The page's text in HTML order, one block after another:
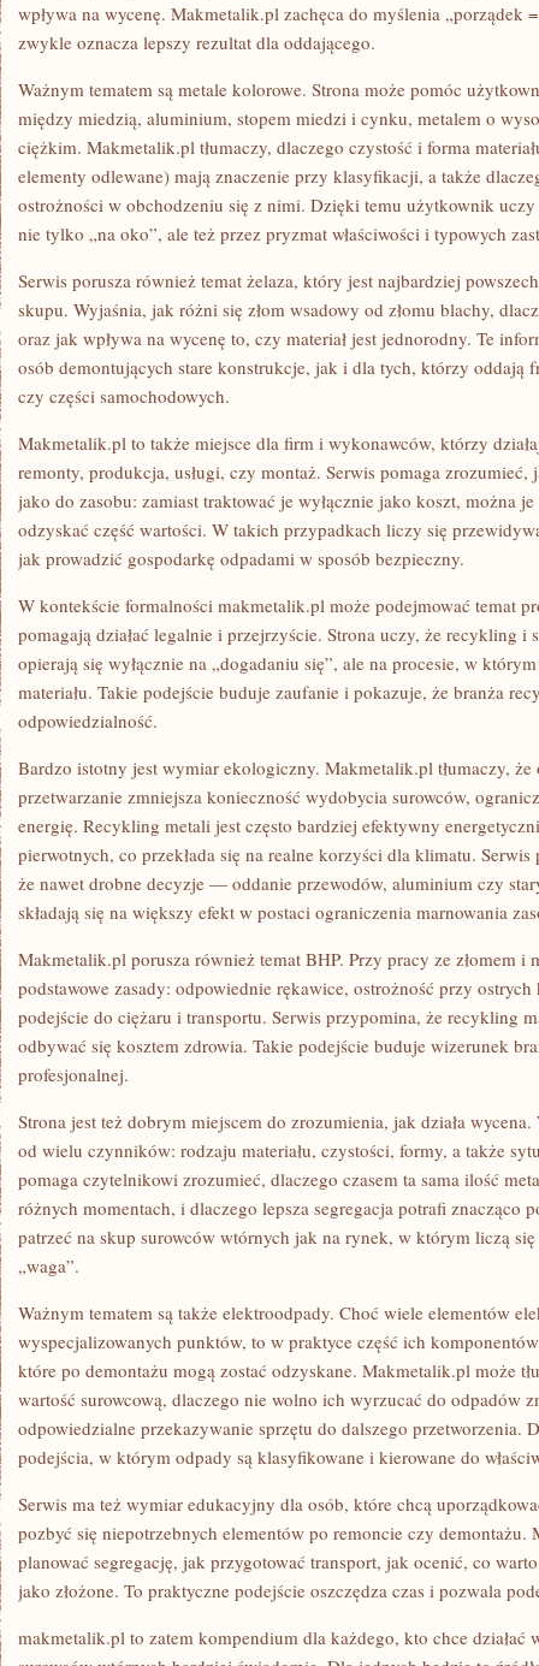
wpływa na wycenę. Makmetalik.pl zachęca do myślenia „porządek
zwykle oznacza lepszy rezultat dla oddającego.
Ważnym tematem są metale kolorowe. Strona może pomóc
między miedzią, aluminium, stopem miedzi i cynku, metalem o
ciężkim. Makmetalik.pl tłumaczy, dlaczego czystość i forma
elementy odlewane) mają znaczenie przy klasyfikacji, a także
ostrożności w obchodzeniu się z nimi. Dzięki temu użytkownik
nie tylko „na oko”, ale też przez pryzmat właściwości i typowych
Serwis porusza również temat żelaza, który jest najbardziej
skupu. Wyjaśnia, jak różni się złom wsadowy od złomu blachy,
oraz jak wpływa na wycenę to, czy materiał jest jednorodny. Te
osób demontujących stare konstrukcje, jak i dla tych, którzy oddają
czy części samochodowych.
Makmetalik.pl to także miejsce dla firm i wykonawców, którzy
remonty, produkcja, usługi, czy montaż. Serwis pomaga
jako do zasobu: zamiast traktować je wyłącznie jako koszt, można
odzyskać część wartości. W takich przypadkach liczy się
jak prowadzić gospodarkę odpadami w sposób bezpieczny.
W kontekście formalności makmetalik.pl może podejmować temat
pomagają działać legalnie i przejrzyście. Strona uczy, że recykling i
opierają się wyłącznie na „dogadaniu się”, ale na procesie, w
materiału. Takie podejście buduje zaufanie i pokazuje, że branża
odpowiedzialność.
Bardzo istotny jest wymiar ekologiczny. Makmetalik.pl tłumaczy,
przetwarzanie zmniejsza konieczność wydobycia surowców,
energię. Recykling metali jest często bardziej efektywny
pierwotnych, co przekłada się na realne korzyści dla klimatu.
że nawet drobne decyzje — oddanie przewodów, aluminium czy
składają się na większy efekt w postaci ograniczenia marnowania
Makmetalik.pl porusza również temat BHP. Przy pracy ze złomem i
podstawowe zasady: odpowiednie rękawice, ostrożność przy
podejście do ciężaru i transportu. Serwis przypomina, że recykling
odbywać się kosztem zdrowia. Takie podejście buduje wizerunek
profesjonalnej.
Strona jest też dobrym miejscem do zrozumienia, jak działa
od wielu czynników: rodzaju materiału, czystości, formy, a także
pomaga czytelnikowi zrozumieć, dlaczego czasem ta sama ilość
różnych momentach, i dlaczego lepsza segregacja potrafi znacząco
patrzeć na skup surowców wtórnych jak na rynek, w którym liczą
„waga”.
Ważnym tematem są także elektroodpady. Choć wiele elementów
wyspecjalizowanych punktów, to w praktyce część ich
które po demontażu mogą zostać odzyskane. Makmetalik.pl może
wartość surowcową, dlaczego nie wolno ich wyrzucać do odpadów
odpowiedzialne przekazywanie sprzętu do dalszego przetworzenia.
podejścia, w którym odpady są klasyfikowane i kierowane do
Serwis ma też wymiar edukacyjny dla osób, które chcą
pozbyć się niepotrzebnych elementów po remoncie czy
planować segregację, jak przygotować transport, jak ocenić, co
jako złożone. To praktyczne podejście oszczędza czas i pozwala
makmetalik.pl to zatem kompendium dla każdego, kto chce działać